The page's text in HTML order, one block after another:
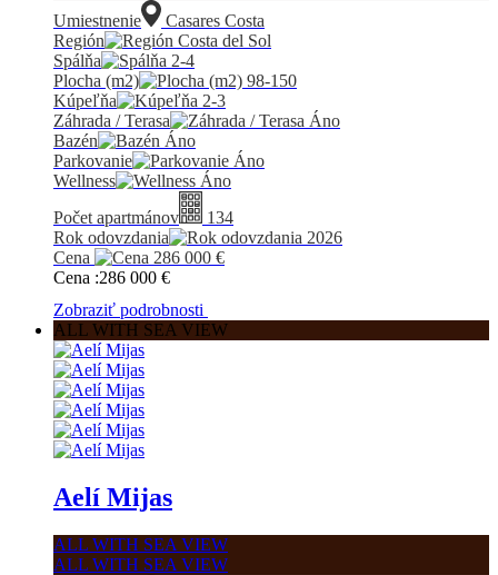
Umiestnenie
Casares Costa
Región
Costa del Sol
Spálňa
2-4
Plocha (m2)
98-150
Kúpeľňa
2-3
Záhrada / Terasa
Áno
Bazén
Áno
Parkovanie
Áno
Wellness
Áno
Počet apartmánov
134
Rok odovzdania
2026
Cena
286 000 €
Cena :286 000 €
Zobraziť podrobnosti
ALL WITH SEA VIEW
Aelí Mijas
ALL WITH SEA VIEW
ALL WITH SEA VIEW